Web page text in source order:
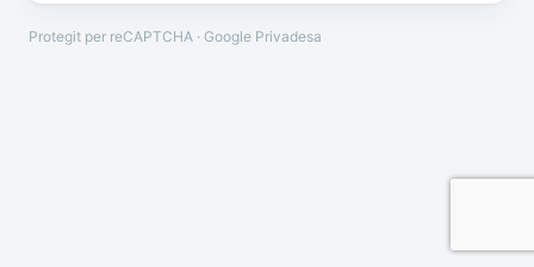
Protegit per reCAPTCHA · Google Privadesa